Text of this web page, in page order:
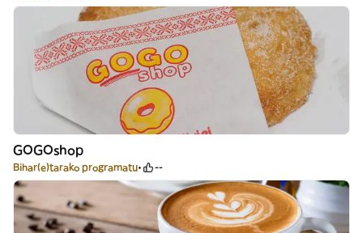
GOGOshop
Bihar(e)tarako programatu --